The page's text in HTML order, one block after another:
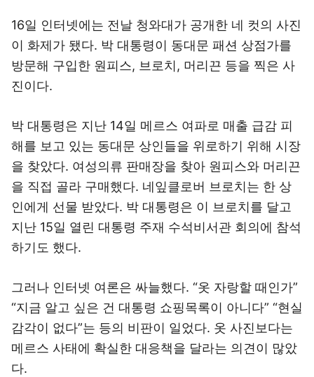
16일 인터넷에는 전날 청와대가 공개한 네 컷의 사진
이 화제가 됐다. 박 대통령이 동대문 패션 상점가를
방문해 구입한 원피스, 브로치, 머리끈 등을 찍은 사
진이다.
박 대통령은 지난 14일 메르스 여파로 매출 급감 피
해를 보고 있는 동대문 상인들을 위로하기 위해 시장
을 찾았다. 여성의류 판매장을 찾아 원피스와 머리끈
을 직접 골라 구매했다. 네잎클로버 브로치는 한 상
인에게 선물 받았다. 박 대통령은 이 브로치를 달고
지난 15일 열린 대통령 주재 수석비서관 회의에 참석
하기도 했다.
그러나 인터넷 여론은 싸늘했다. “옷 자랑할 때인가”
“지금 알고 싶은 건 대통령 쇼핑목록이 아니다” “현실
감각이 없다”는 등의 비판이 일었다. 옷 사진보다는
메르스 사태에 확실한 대응책을 달라는 의견이 많았
다.